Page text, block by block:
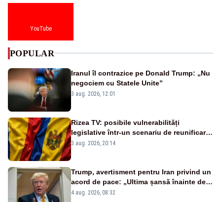
YouTube
POPULAR
Iranul îl contrazice pe Donald Trump: „Nu
negociem cu Statele Unite”
3 aug. 2026, 12:01
Rizea TV: posibile vulnerabilități
legislative într-un scenariu de reunificare
România–Republica Moldova
3 aug. 2026, 20:14
Trump, avertisment pentru Iran privind un
acord de pace: „Ultima șansă înainte de
decapitare”
4 aug. 2026, 08:32